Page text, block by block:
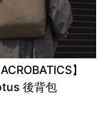
】
後背包